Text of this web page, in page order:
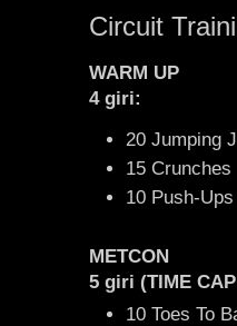
Circuit
WARM UP
4 giri:
20 Jumping
15 Crunches
10 Push-Ups
METCON
5 giri (TIME
10 Toes To